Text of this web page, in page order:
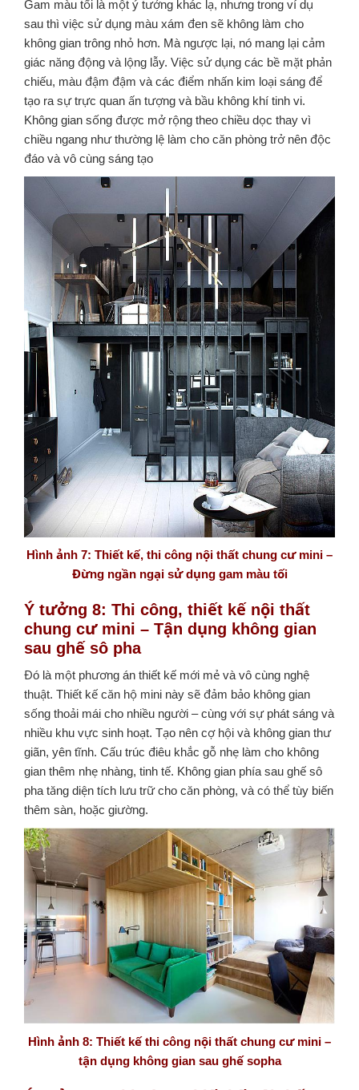
Gam màu tối là một ý tưởng khác lạ, nhưng trong ví dụ
sau thì việc sử dụng màu xám đen sẽ không làm cho
không gian trông nhỏ hơn. Mà ngược lại, nó mang lại cảm
giác năng động và lộng lẫy. Việc sử dụng các bề mặt phản
chiếu, màu đậm đậm và các điểm nhấn kim loại sáng để
tạo ra sự trực quan ấn tượng và bầu không khí tinh vi.
Không gian sống được mở rộng theo chiều dọc thay vì
chiều ngang như thường lệ làm cho căn phòng trở nên độc
đáo và vô cùng sáng tạo
Hình ảnh 7: Thiết kế, thi công nội thất chung cư mini –
Đừng ngần ngại sử dụng gam màu tối
Ý tưởng 8: Thi công, thiết kế nội thất
chung cư mini – Tận dụng không gian
sau ghế sô pha
Đó là một phương án thiết kế mới mẻ và vô cùng nghệ
thuật. Thiết kế căn hộ mini này sẽ đảm bảo không gian
sống thoải mái cho nhiều người – cùng với sự phát sáng và
nhiều khu vực sinh hoạt. Tạo nên cợ hội và không gian thư
giãn, yên tĩnh. Cấu trúc điêu khắc gỗ nhẹ làm cho không
gian thêm nhẹ nhàng, tinh tế. Không gian phía sau ghế sô
pha tăng diện tích lưu trữ cho căn phòng, và có thể tùy biến
thêm sàn, hoặc giường.
Hình ảnh 8: Thiết kế thi công nội thất chung cư mini –
tận dụng không gian sau ghế sopha